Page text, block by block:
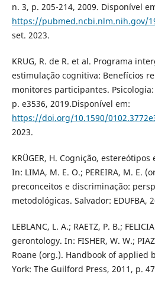
n. 3, p. 205-214, 2009. Disponível
https://pubmed.ncbi.nlm.nih.gov/
set. 2023.
KRUG, R. de R. et al. Programa
estimulação cognitiva: Benefícios
monitores participantes.
p. e3536, 2019.Disponível em:
https://doi.org/10.1590/
2023.
KRÜGER, H. Cognição,
In: LIMA, M. E. O.; PEREIRA, M. E.
preconceitos e discriminação:
metodológicas. Salvador: EDUFBA,
LEBLANC, L. A.; RAETZ, P. B.;
gerontology. In: FISHER, W. W.;
Roane (org.). Handbook of applied
York: The Guilford Press, 2011, p.